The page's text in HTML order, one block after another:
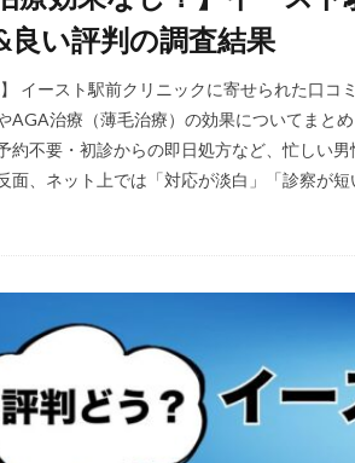
良い評判の調査結果
】 イースト駅前クリニックに寄せられた口
AGA治療（薄毛治療）の効果についてまと
約不要・初診からの即日処方など、忙しい
面、ネット上では「対応が淡白」「診察が